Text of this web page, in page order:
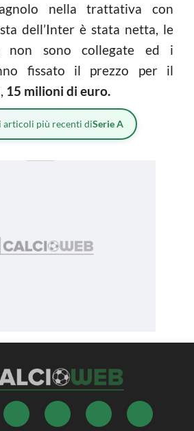
nella trattativa con
dell’Inter è stata netta, le
non sono collegate ed i
fissato il prezzo per il
15 milioni di euro.
articoli più recenti diSerie A